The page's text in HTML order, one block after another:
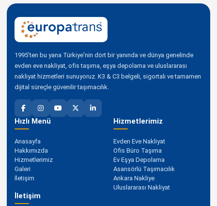
1995'ten bu yana Türkiye'nin dört bir yanında ve dünya genelinde
evden eve nakliyat, ofis taşıma, eşya depolama ve uluslararası
nakliyat hizmetleri sunuyoruz. K3 & C3 belgeli, sigortalı ve tamamen
dijital süreçle güvenilir taşımacılık.
Hızlı Menü
Anasayfa
Hakkımızda
Hizmetlerimiz
Galeri
İletişim
Hizmetlerimiz
Evden Eve Nakliyat
Ofis Büro Taşıma
Ev Eşya Depolama
Asansörlü Taşımacılık
Ankara Nakliye
Uluslararası Nakliyat
İletişim